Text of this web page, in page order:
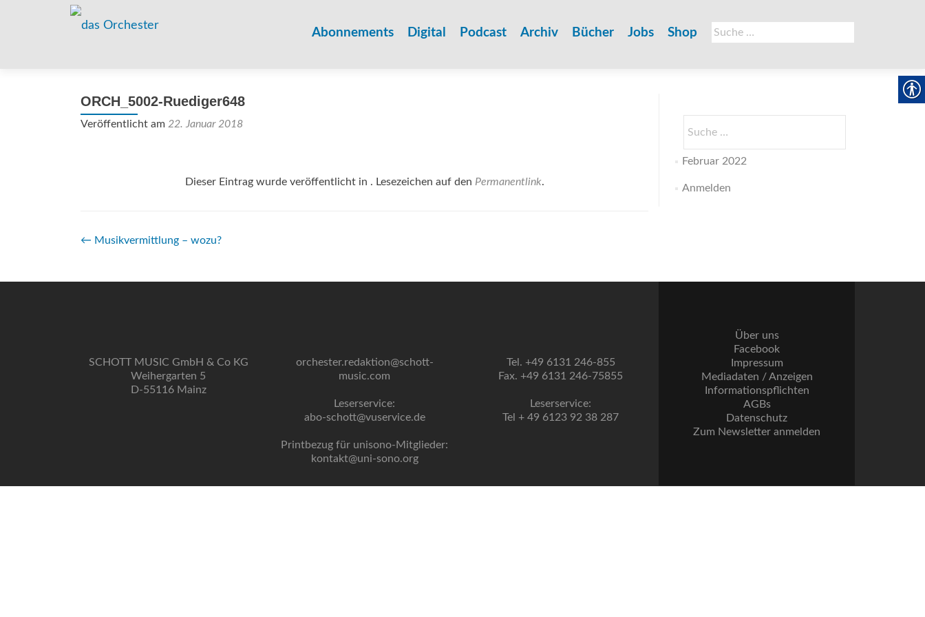
Suche
nach:
Abonnements Digital Podcast Archiv Bücher Jobs Shop
ORCH_5002-Ruediger648
Veröffentlicht am 22. Januar 2018
Dieser Eintrag wurde veröffentlicht in . Lesezeichen auf den Permanentlink.
Beitrags-
← Musikvermittlung – wozu?
nach:
Februar 2022
Anmelden
SCHOTT MUSIC GmbH & Co KG
Weihergarten 5
D-55116 Mainz
orchester.redaktion@schott-
music.com
Leserservice:
abo-schott@vuservice.de
Printbezug für unisono-Mitglieder:
kontakt@uni-sono.org
Tel. +49 6131 246-855
Fax. +49 6131 246-75855
Leserservice:
Tel + 49 6123 92 38 287
Über uns
Facebook
Impressum
Mediadaten / Anzeigen
Informationspflichten
AGBs
Datenschutz
Zum Newsletter anmelden